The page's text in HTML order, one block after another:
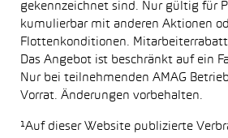
gekennzeichnet sind. Nur gültig für
kumulierbar mit anderen Aktionen
Flottenkonditionen. Mitarbeiterrabatt
Das Angebot ist beschränkt auf ein
Nur bei teilnehmenden AMAG
Vorrat. Änderungen vorbehalten.
¹Auf dieser Website publizierte